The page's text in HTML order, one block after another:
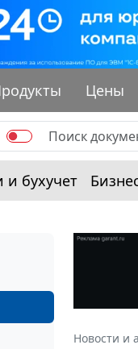
Цены
и бухучет
Новости и